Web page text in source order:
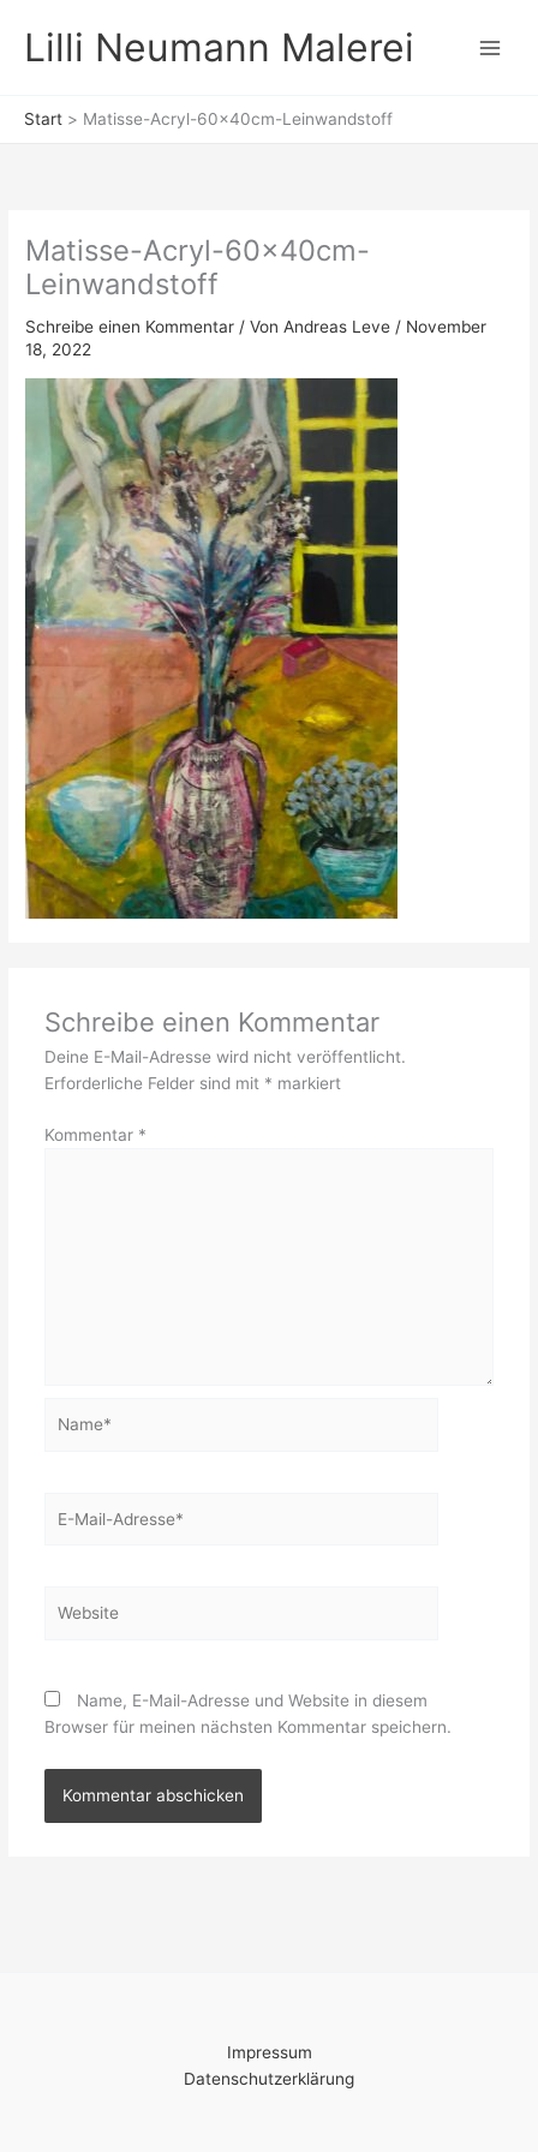
Inhalt
springen
Lilli Neumann Malerei
Start Matisse-Acryl-60x40cm-Leinwandstoff
Matisse-Acryl-60x40cm-
Leinwandstoff
Schreibe einen Kommentar / VonAndreas Leve / November
18, 2022
Schreibe einen Kommentar
Deine E-Mail-Adresse wird nicht veröffentlicht.
Erforderliche Felder sind mit * markiert
Kommentar *
Mail-
Name, E-Mail-Adresse und Website in diesem
Browser für meinen nächsten Kommentar speichern.
Impressum
Datenschutzerklärung